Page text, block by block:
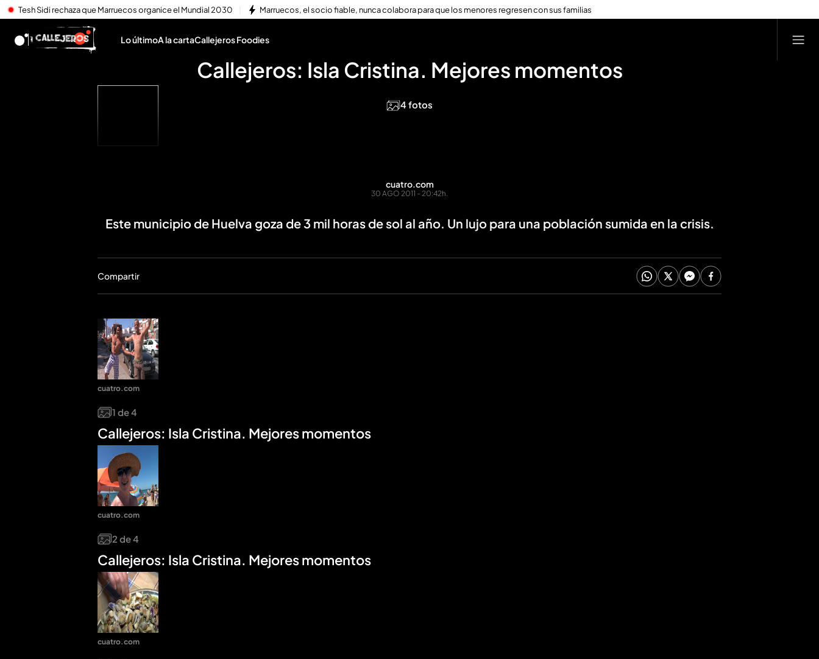
Tesh Sidi rechaza que Marruecos organice el Mundial 2030 Marruecos, el socio fiable, nunca colabora para que los menores regresen con sus familias
Lo últimoA la cartaCallejeros Foodies
Callejeros: Isla Cristina. Mejores momentos
4 fotos
cuatro.com
30 AGO 2011 - 20:42h.
Este municipio de Huelva goza de 3 mil horas de sol al año. Un lujo para una población sumida en la crisis.
Compartir
1 de4
Callejeros: Isla Cristina. Mejores momentos
cuatro.com
2 de4
Callejeros: Isla Cristina. Mejores momentos
cuatro.com
cuatro.com